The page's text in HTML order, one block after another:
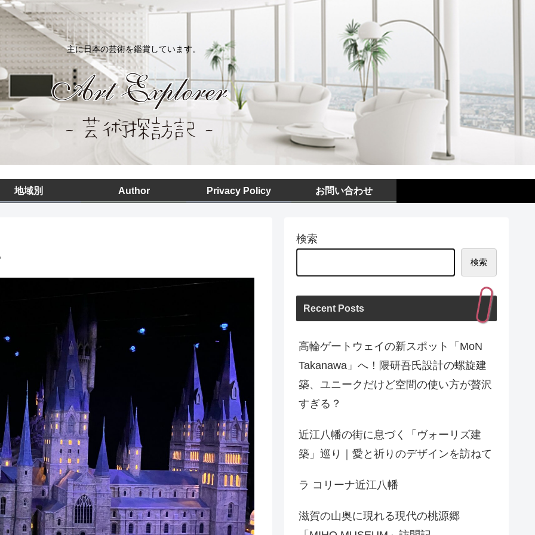
主に日本の芸術を鑑賞しています。
地域別 Author Privacy Policy お問い合わせ
検索
検索
Recent Posts
高輪ゲートウェイの新スポット「MoN
Takanawa」へ！隈研吾氏設計の螺旋建
築、ユニークだけど空間の使い方が贅沢
すぎる？
近江八幡の街に息づく「ヴォーリズ建
築」巡り｜愛と祈りのデザインを訪ねて
ラ コリーナ近江八幡
滋賀の山奥に現れる現代の桃源郷